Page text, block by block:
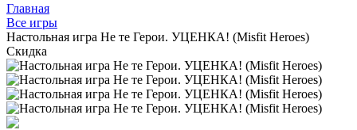
Главная
Все игры
Настольная игра Не те Герои. УЦЕНКА! (Misfit Heroes)
Скидка